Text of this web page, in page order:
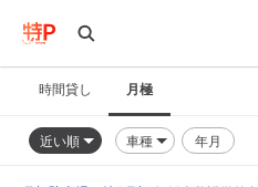
時間貸し 月極
近い順 車種 年月